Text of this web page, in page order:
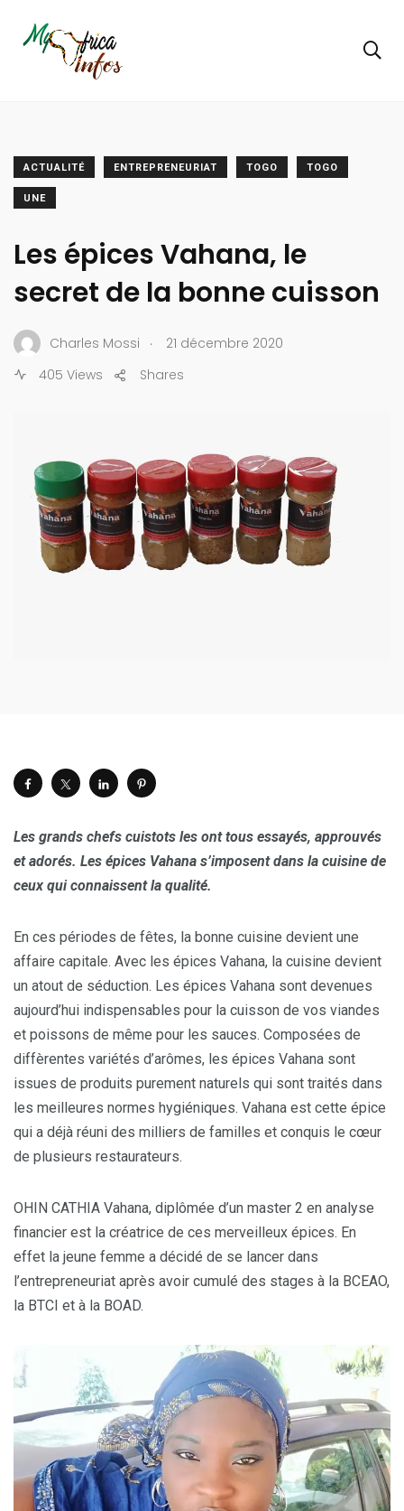
ACTUALITÉ ENTREPRENEURIAT TOGO TOGO
UNE
Les épices Vahana, le
secret de la bonne cuisson
Charles Mossi .
21 décembre 2020
405 Views
Shares
Les grands chefs cuistots les ont tous essayés, approuvés
et adorés. Les épices Vahana s’imposent dans la cuisine de
ceux qui connaissent la qualité.
En ces périodes de fêtes, la bonne cuisine devient une
affaire capitale. Avec les épices Vahana, la cuisine devient
un atout de séduction. Les épices Vahana sont devenues
aujourd’hui indispensables pour la cuisson de vos viandes
et poissons de même pour les sauces. Composées de
diffèrentes variétés d’arômes, les épices Vahana sont
issues de produits purement naturels qui sont traités dans
les meilleures normes hygiéniques. Vahana est cette épice
qui a déjà réuni des milliers de familles et conquis le cœur
de plusieurs restaurateurs.
OHIN CATHIA Vahana, diplômée d’un master 2 en analyse
financier est la créatrice de ces merveilleux épices. En
effet la jeune femme a décidé de se lancer dans
l’entrepreneuriat après avoir cumulé des stages à la BCEAO,
la BTCI et à la BOAD.